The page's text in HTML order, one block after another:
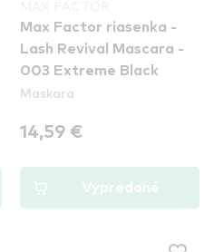
Max Factor riasenka -
Lash Revival Mascara -
003 Extreme Black
Maskara
14,59 €
Vypredané